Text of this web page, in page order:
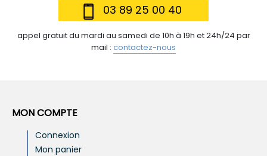
03 89 25 00 40
appel gratuit du mardi au samedi de 10h à 19h et 24h/24 par
mail : contactez-nous
MON COMPTE
Connexion
Mon panier